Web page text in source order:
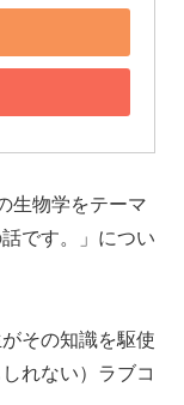
生物学をテーマ
です。」につい
その知識を駆使
れない）ラブコ